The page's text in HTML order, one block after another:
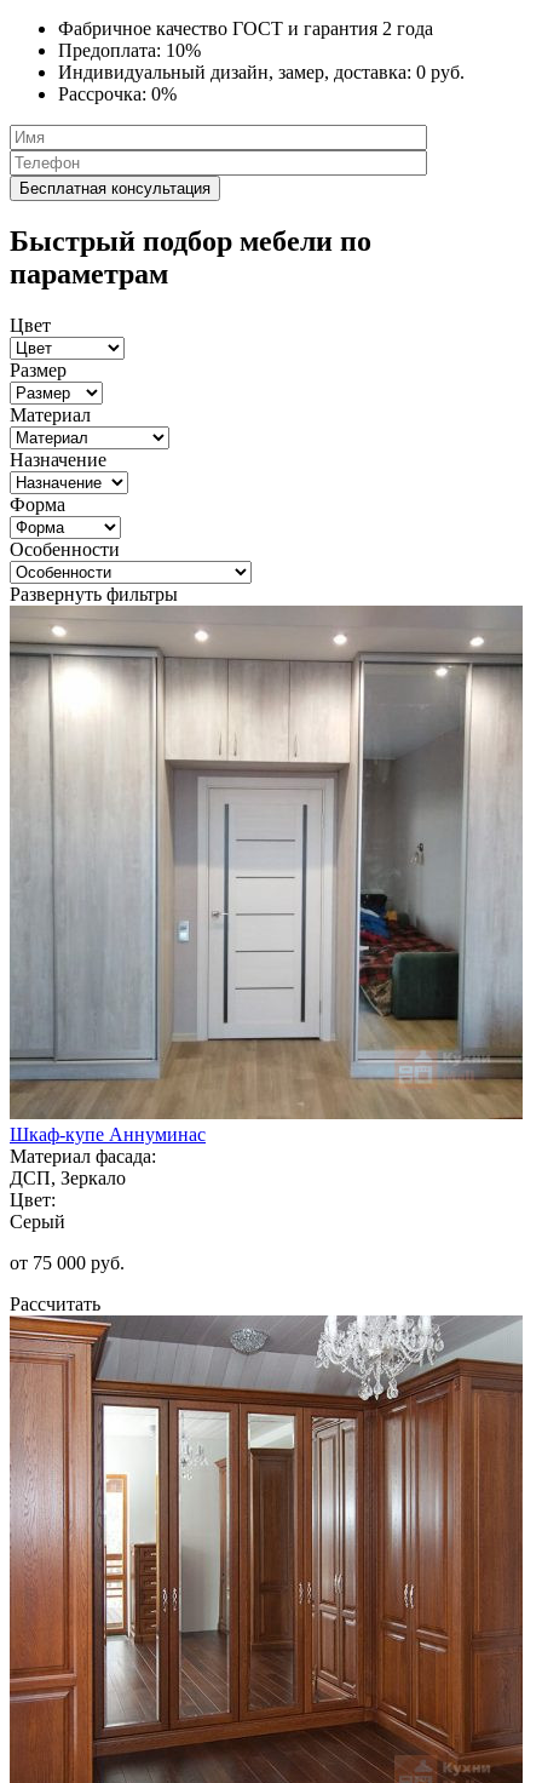
Фабричное качество ГОСТ и гарантия 2 года
Предоплата: 10%
Индивидуальный дизайн, замер, доставка: 0 руб.
Рассрочка: 0%
Быстрый подбор мебели по
параметрам
Цвет
Размер
Материал
Назначение
Форма
Особенности
Развернуть фильтры
Шкаф-купе Аннуминас
Материал фасада:
ДСП, Зеркало
Цвет:
Серый
от 75 000 руб.
Рассчитать